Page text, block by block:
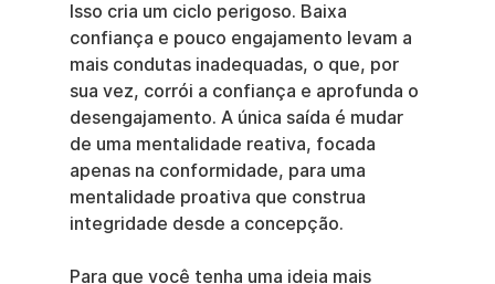
Isso cria um ciclo perigoso. Baixa
confiança e pouco engajamento levam a
mais condutas inadequadas, o que, por
sua vez, corrói a confiança e aprofunda o
desengajamento. A única saída é mudar
de uma mentalidade reativa, focada
apenas na conformidade, para uma
mentalidade proativa que construa
integridade desde a concepção.
Para que você tenha uma ideia mais